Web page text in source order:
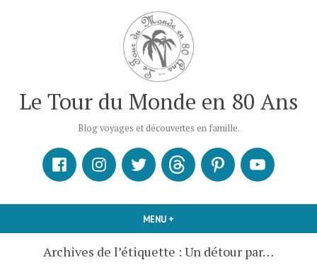
Le Tour du Monde en 80 Ans
Blog voyages et découvertes en famille.
MENU +
FacebookInstagram
X ThreadsPinterestYoutube
Archives de l’étiquette : Un détour par…